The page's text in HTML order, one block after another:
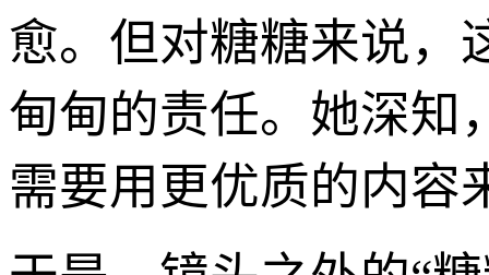
愈。但对糖糖来说，
甸甸的责任。她深知
需要用更优质的内容